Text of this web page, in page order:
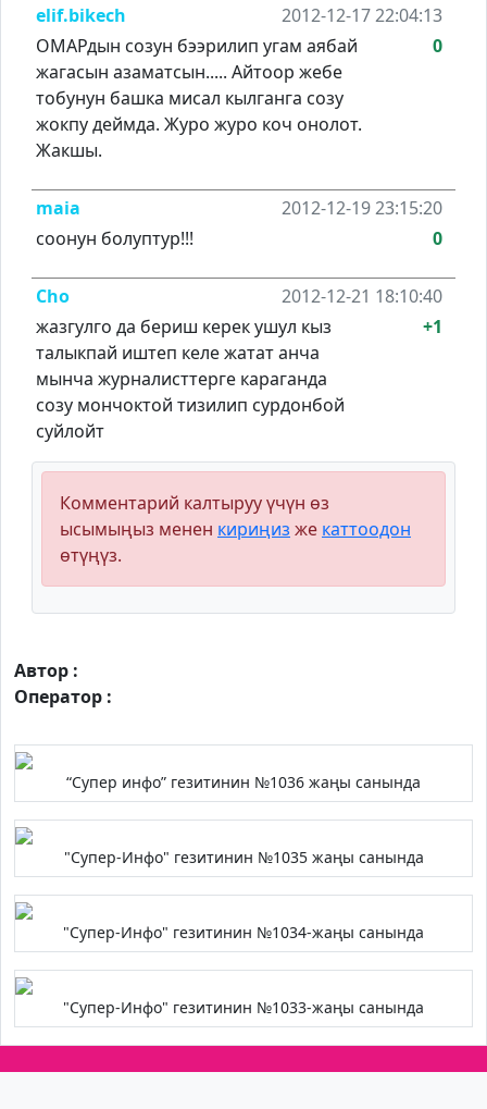
elif.bikech
2012-12-17 22:04:13
ОМАРдын созун бээрилип угам аябай
жагасын азаматсын..... Айтоор жебе
тобунун башка мисал кылганга созу
жокпу деймда. Журо журо коч онолот.
Жакшы.
0
maia
2012-12-19 23:15:20
соонун болуптур!!!
0
Cho
2012-12-21 18:10:40
жазгулго да бериш керек ушул кыз
талыкпай иштеп келе жатат анча
мынча журналисттерге караганда
созу мончоктой тизилип сурдонбой
суйлойт
+1
Комментарий калтыруу үчүн өз
ысымыңыз менен кириңиз же каттоодон
өтүңүз.
Автор :
Оператор :
“Супер инфо” гезитинин №1036 жаңы санында
"Супер-Инфо" гезитинин №1035 жаңы санында
"Супер-Инфо" гезитинин №1034-жаңы санында
"Супер-Инфо" гезитинин №1033-жаңы санында